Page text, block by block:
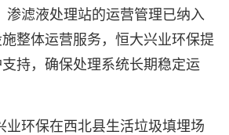
渗滤液处理站的运营管理已纳入
整体运营服务，恒大兴业环保提
持，确保处理系统长期稳定运
环保在西北县生活垃圾填埋场